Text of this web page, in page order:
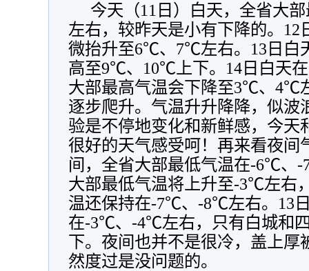
今天（11日）白天，全省大
左右，较昨天是小有下降的。12
微抬升至6℃、7℃左右。13日白
高至9℃、10℃上下。14日白天
大部最高气温会下降至3℃、4℃
逐步爬升。气温升升降降，似波
验是不停地变化和新鲜感，今天
很好的天气感受呵！再来看夜间
间，全省大部最低气温在-6℃、
大部最低气温将上升至-3℃左右
温还保持在-7℃、-8℃左右。13
在-3℃、-4℃左右，只有白城和
下。夜间也并不是很冷，盖上厚
然度过是没问题的。